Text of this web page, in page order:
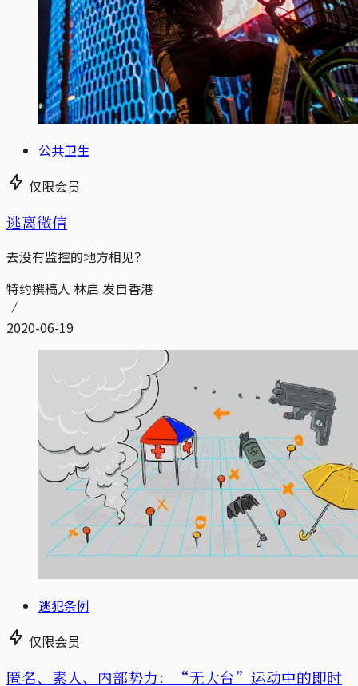
公共卫生
仅限会员
逃离微信
去没有监控的地方相见？
特约撰稿人 林启 发自香港
2020-06-19
逃犯条例
仅限会员
匿名、素人、内部势力：“无大台”运动中的即时